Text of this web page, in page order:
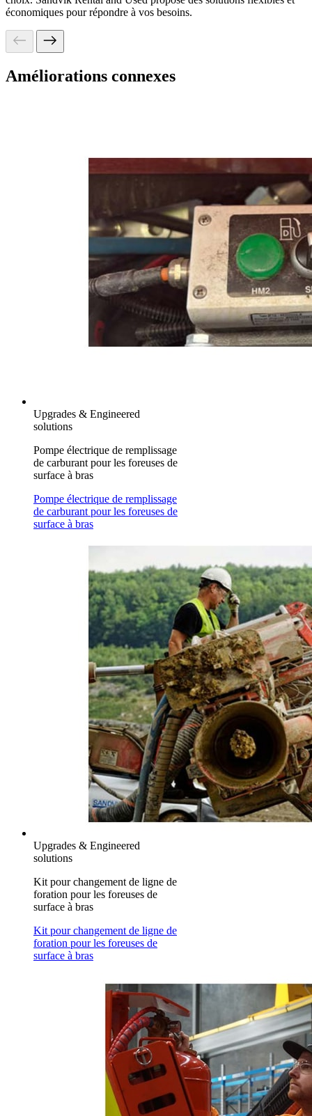
économiques pour répondre à vos besoins.
Améliorations connexes
Upgrades & Engineered
solutions
Pompe électrique de remplissage
de carburant pour les foreuses de
surface à bras
Pompe électrique de remplissage
de carburant pour les foreuses de
surface à bras
Upgrades & Engineered
solutions
Kit pour changement de ligne de
foration pour les foreuses de
surface à bras
Kit pour changement de ligne de
foration pour les foreuses de
surface à bras